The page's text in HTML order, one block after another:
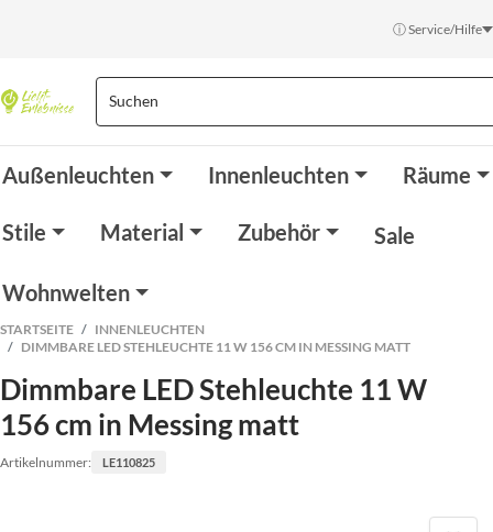
ⓘ Service/Hilfe
Außenleuchten Innenleuchten Räume
Stile Material Zubehör Sale
Wohnwelten
STARTSEITE
INNENLEUCHTEN
DIMMBARE LED STEHLEUCHTE 11 W 156 CM IN MESSING MATT
Dimmbare LED Stehleuchte 11 W
156 cm in Messing matt
Artikelnummer: LE110825